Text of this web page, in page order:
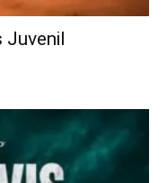
Juvenil